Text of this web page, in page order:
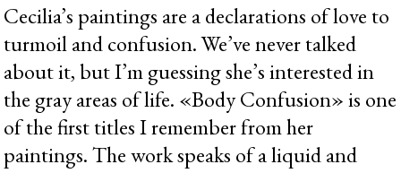
Cecilia’s paintings are a declarations of love to
turmoil and confusion. We’ve never talked
about it, but I’m guessing she’s interested in
the gray areas of life. «Body Confusion» is one
of the first titles I remember from her
paintings. The work speaks of a liquid and